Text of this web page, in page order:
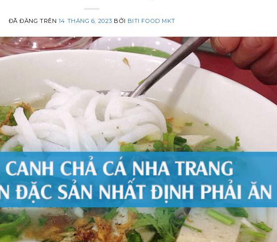
ĐÃ ĐĂNG TRÊN 14 THÁNG 6, 2023 BỞI BITI FOOD MKT